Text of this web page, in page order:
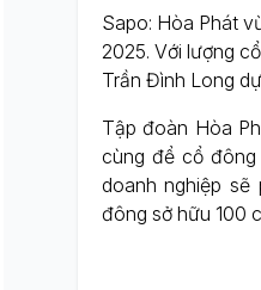
Sapo: Hòa Phát
2025. Với lượng
Trần Đình Long
Tập đoàn Hòa
cùng để cổ
doanh nghiệp
đông sở hữu 100